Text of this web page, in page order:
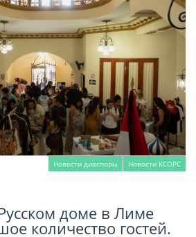
Новости диаспоры Новости КСОРС
далеедоме в Лиме
количество гостей.